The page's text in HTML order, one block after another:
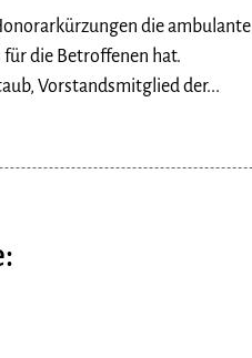
die ambulante
die Betroffenen hat.
Vorstandsmitglied der...